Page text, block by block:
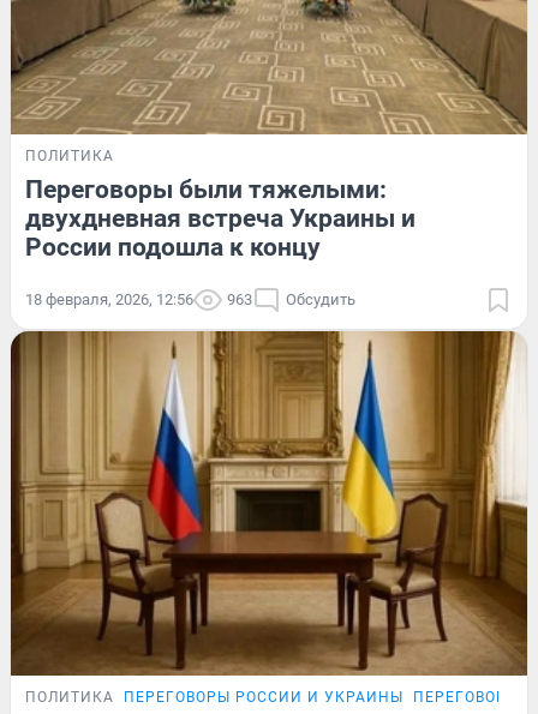
ПОЛИТИКА
Переговоры были тяжелыми:
двухдневная встреча Украины и
России подошла к концу
18 февраля, 2026, 12:56 963 Обсудить
ПОЛИТИКА ПЕРЕГОВОРЫ РОССИИ И УКРАИНЫ ПЕРЕГОВОРЫ